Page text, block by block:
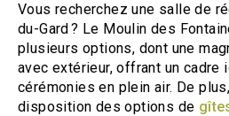
Vous recherchez une salle de
du-Gard ? Le Moulin des
plusieurs options, dont une
avec extérieur, offrant un cadre
cérémonies en plein air. De
disposition des options de